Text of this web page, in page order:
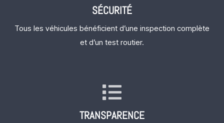
SÉCURITÉ
Tous les véhicules bénéficient d’une inspection complète
et d’un test routier.
TRANSPARENCE